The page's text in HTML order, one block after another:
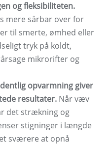
og fleksibiliteten.
mere sårbar over for
til smerte, ømhed eller
tryk på koldt,
mikrorifter og
opvarmning giver
resultater. Når væv
det strækning og
stigninger i længde
sværere at opnå